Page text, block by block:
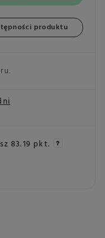
produktu
83.19 pkt.